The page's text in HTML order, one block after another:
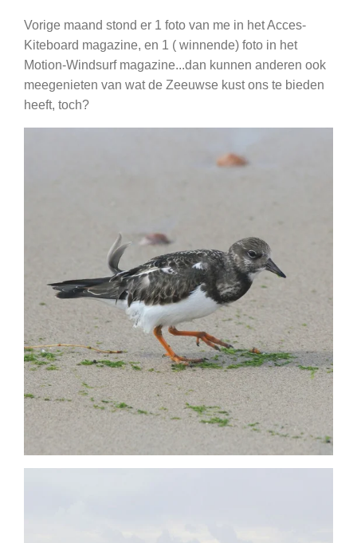
Vorige maand stond er 1 foto van me in het Acces-
Kiteboard magazine, en 1 ( winnende) foto in het
Motion-Windsurf magazine...dan kunnen anderen ook
meegenieten van wat de Zeeuwse kust ons te bieden
heeft, toch?